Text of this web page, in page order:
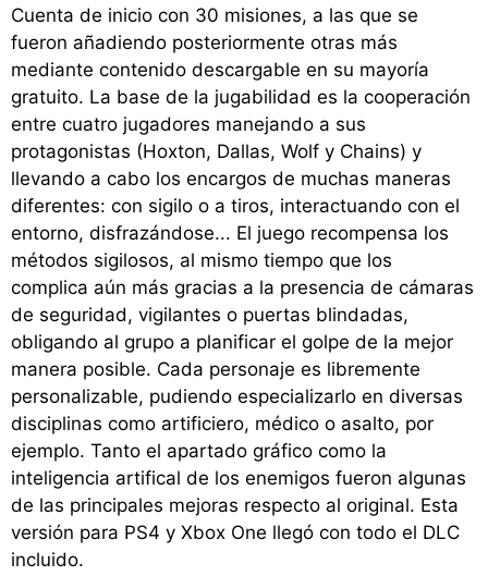
Cuenta de inicio con 30 misiones, a las que se
fueron añadiendo posteriormente otras más
mediante contenido descargable en su mayoría
gratuito. La base de la jugabilidad es la cooperación
entre cuatro jugadores manejando a sus
protagonistas (Hoxton, Dallas, Wolf y Chains) y
llevando a cabo los encargos de muchas maneras
diferentes: con sigilo o a tiros, interactuando con el
entorno, disfrazándose... El juego recompensa los
métodos sigilosos, al mismo tiempo que los
complica aún más gracias a la presencia de cámaras
de seguridad, vigilantes o puertas blindadas,
obligando al grupo a planificar el golpe de la mejor
manera posible. Cada personaje es libremente
personalizable, pudiendo especializarlo en diversas
disciplinas como artificiero, médico o asalto, por
ejemplo. Tanto el apartado gráfico como la
inteligencia artifical de los enemigos fueron algunas
de las principales mejoras respecto al original. Esta
versión para PS4 y Xbox One llegó con todo el DLC
incluido.